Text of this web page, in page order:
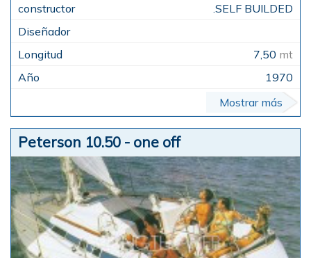
.SELF BUILDED
7,50 mt
1970
Mostrar más
Peterson 10.50 - one off